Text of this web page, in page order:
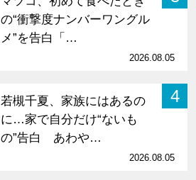
の“衝撃度ナンバーワングル
メ”を告白「…
2026.08.05
4
若槻千夏、家族にはあるの
に…家で自分だけ“ないも
の”告白 あわや…
2026.08.05